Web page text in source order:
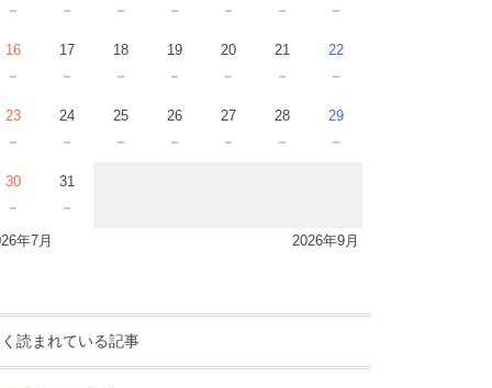
－ － － － － － －
16
－
17
－
18
－
19
－
20
－
21
－
22
－
23
－
24
－
25
－
26
－
27
－
28
－
29
－
30
－
31
－
年7月 2026年9月
読まれている記事